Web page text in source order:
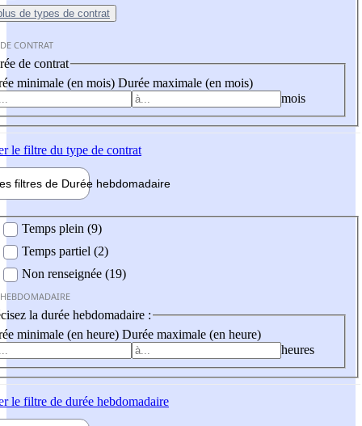
de types de contrat
CONTRAT
de contrat
minimale (en mois) Durée maximale (en mois)
mois
le filtre du type de contrat
filtres de Durée hebdomadaire
Temps plein (9)
Temps partiel (2)
Non renseignée (19)
la durée hebdomadaire :
minimale (en heure) Durée maximale (en heure)
heures
le filtre de durée hebdomadaire